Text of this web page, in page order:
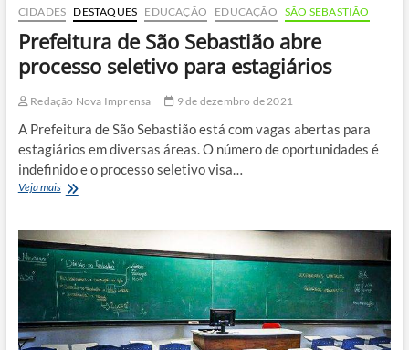
CIDADES DESTAQUES EDUCAÇÃO EDUCAÇÃO SÃO SEBASTIÃO
Prefeitura de São Sebastião abre
processo seletivo para estagiários
Redação Nova Imprensa 9 de dezembro de 2021
A Prefeitura de São Sebastião está com vagas abertas para
estagiários em diversas áreas. O número de oportunidades é
indefinido e o processo seletivo visa…
Veja maisPrefeitura
Sebastião
abre
processo
seletivo
para
estagiários